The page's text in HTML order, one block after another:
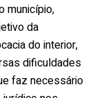
município,
da
do interior,
dificuldades
faz necessário